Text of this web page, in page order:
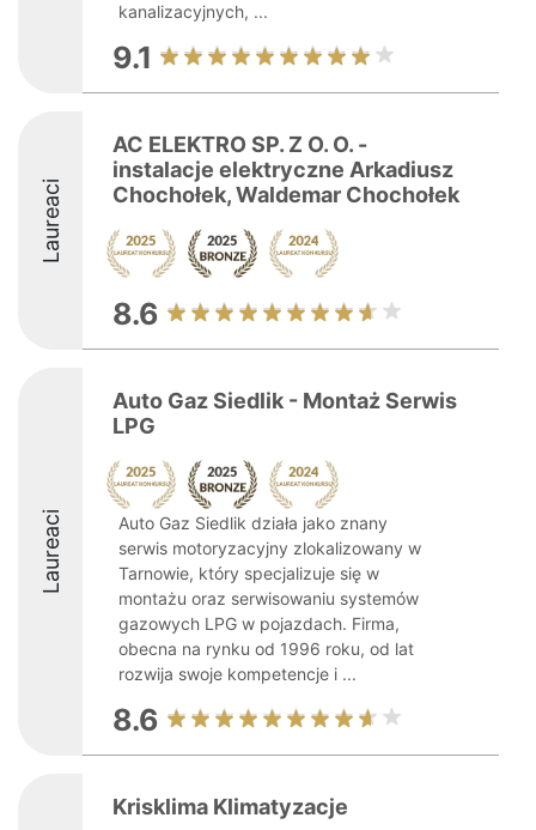
kanalizacyjnych, ...
9.1
Laureaci
AC ELEKTRO SP. Z O. O. -
instalacje elektryczne Arkadiusz
Chochołek, Waldemar Chochołek
8.6
Laureaci
Auto Gaz Siedlik - Montaż Serwis
LPG
Auto Gaz Siedlik działa jako znany
serwis motoryzacyjny zlokalizowany w
Tarnowie, który specjalizuje się w
montażu oraz serwisowaniu systemów
gazowych LPG w pojazdach. Firma,
obecna na rynku od 1996 roku, od lat
rozwija swoje kompetencje i ...
8.6
Krisklima Klimatyzacje